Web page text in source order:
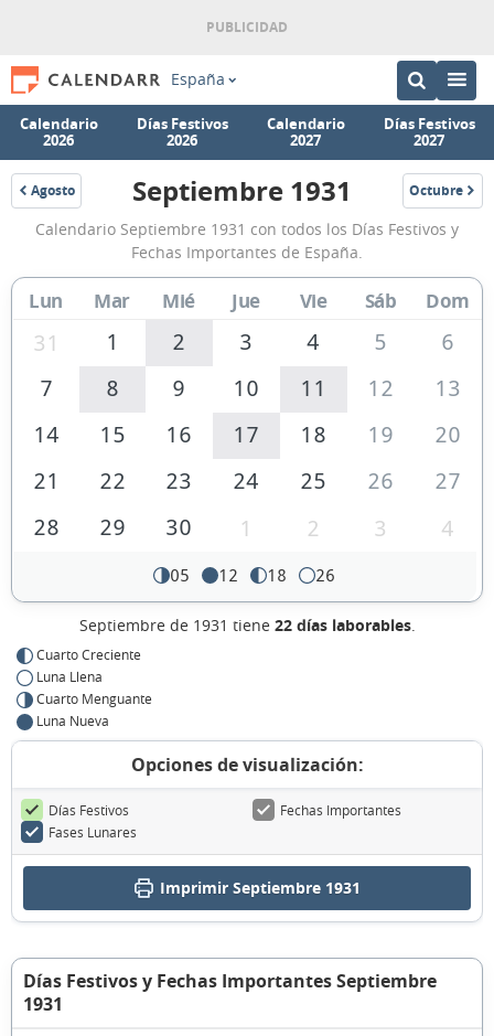
España
Calendario
2026
Días Festivos
2026
Calendario
2027
Días Festivos
2027
Agosto
1931
Calendario
Septiembre
1931
de
España
Septiembre 1931 Octubre
1931
Calendario Septiembre 1931 con todos los Días Festivos y
Fechas Importantes de España.
Lun Mar Mié Jue Vie Sáb Dom
31 1 2 3 4 5
6
7
8 9 10 11 12
13
14
15 16 17 18 19
20
21
22 23 24 25 26
27
28
29 30 1 2 3 4
05 12 18 26
Septiembre de 1931 tiene 22 días laborables.
Cuarto Creciente
Luna Llena
Cuarto Menguante
Luna Nueva
Opciones de visualización:
Días Festivos
Fechas Importantes
Fases Lunares
Imprimir Septiembre 1931
Días Festivos y Fechas Importantes Septiembre
1931